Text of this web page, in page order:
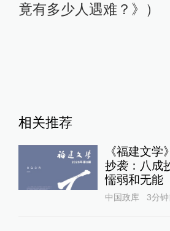
竟有多少人遇难？》）
相关推荐
《福建文
抄袭：八成
懦弱和无能
中国政库 3分